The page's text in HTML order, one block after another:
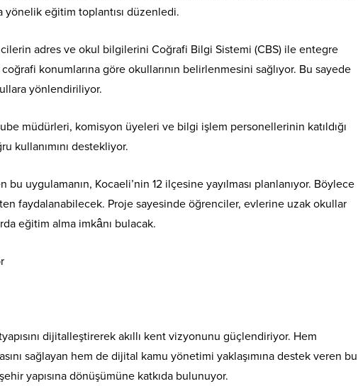
yönelik eğitim toplantısı düzenledi.
adres ve okul bilgilerini Coğrafi Bilgi Sistemi (CBS) ile entegre
konumlarına göre okullarının belirlenmesini sağlıyor. Bu sayede
yönlendiriliyor.
müdürleri, komisyon üyeleri ve bilgi işlem personellerinin katıldığı
kullanımını destekliyor.
uygulamanın, Kocaeli’nin 12 ilçesine yayılması planlanıyor. Böylece
faydalanabilecek. Proje sayesinde öğrenciler, evlerine uzak okullar
eğitim alma imkânı bulacak.
dijitalleştirerek akıllı kent vizyonunu güçlendiriyor. Hem
sağlayan hem de dijital kamu yönetimi yaklaşımına destek veren bu
yapısına dönüşümüne katkıda bulunuyor.